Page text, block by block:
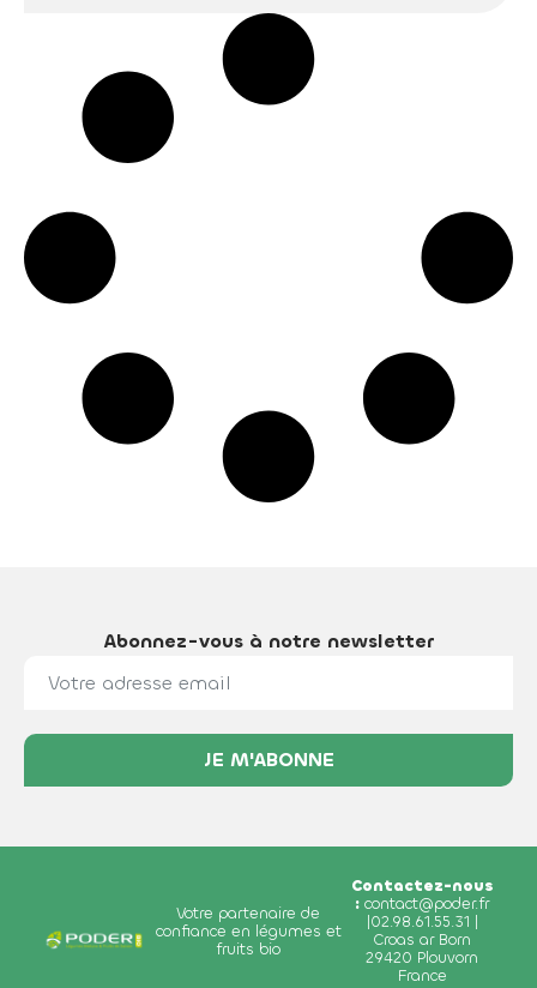
Abonnez-vous à notre newsletter
Votre partenaire de
confiance en légumes et
fruits bio
Contactez-nous
: contact@poder.fr
|02.98.61.55.31 |
Croas ar Born
29420 Plouvorn
France